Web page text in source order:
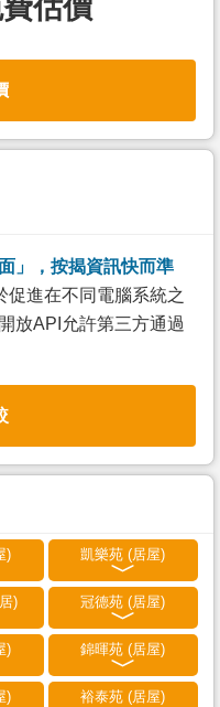
估價
」，按揭資訊快而準
促進在不同電腦系統之
放API允許第三方通過
) 凱樂苑 (居屋)
) 冠德苑 (居屋)
) 錦暉苑 (居屋)
) 裕泰苑 (居屋)